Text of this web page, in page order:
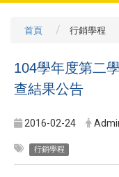
首頁 行銷學程
104學年度第二
查結果公告
2016-02-24
行銷學程